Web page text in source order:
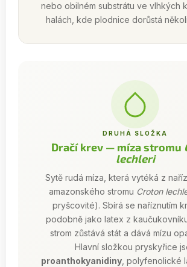
nebo obilném substrátu ve vlhkých
halách, kde plodnice dorůstá
DRUHÁ SLOŽKA
Dračí krev — míza stromu
lechleri
Sytě rudá míza, která vytéká z
amazonského stromu Croton
pryšcovité). Sbírá se naříznutím
podobně jako latex z
strom zůstává stát a dává mízu
Hlavní složkou pryskyřice
proanthokyanidiny, polyfenolické